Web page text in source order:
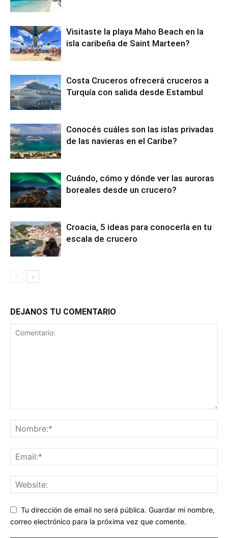
Visitaste la playa Maho Beach en la
isla caribeña de Saint Marteen?
Costa Cruceros ofrecerá cruceros a
Turquía con salida desde Estambul
Conocés cuáles son las islas privadas
de las navieras en el Caribe?
Cuándo, cómo y dónde ver las auroras
boreales desde un crucero?
Croacia, 5 ideas para conocerla en tu
escala de crucero
DEJANOS TU COMENTARIO
Tu dirección de email no será pública. Guardar mi nombre,
correo electrónico para la próxima vez que comente.